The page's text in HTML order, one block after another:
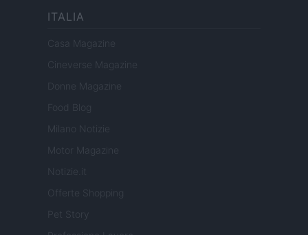
ITALIA
Casa Magazine
Cineverse Magazine
Donne Magazine
Food Blog
Milano Notizie
Motor Magazine
Notizie.it
Offerte Shopping
Pet Story